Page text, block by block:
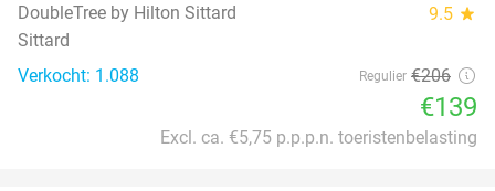
DoubleTree by Hilton Sittard 9.5 star
Sittard
Verkocht: 1.088
Regulier €206
€139
Excl. ca. €5,75 p.p.p.n. toeristenbelasting